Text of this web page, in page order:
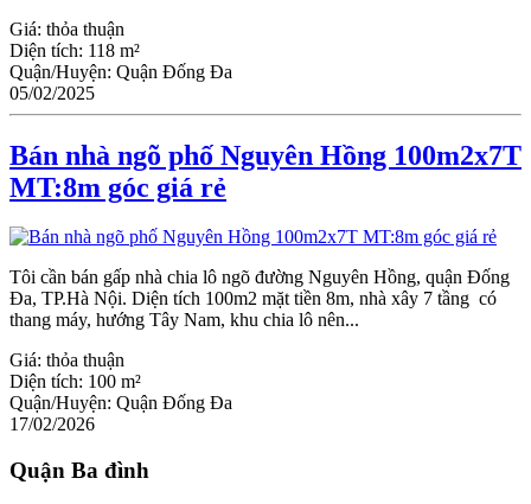
Giá: thỏa thuận
Diện tích: 118 m²
Quận/Huyện: Quận Đống Đa
05/02/2025
Bán nhà ngõ phố Nguyên Hồng 100m2x7T
MT:8m góc giá rẻ
Tôi cần bán gấp nhà chia lô ngõ đường Nguyên Hồng, quận Đống
Đa, TP.Hà Nội. Diện tích 100m2 mặt tiền 8m, nhà xây 7 tầng có
thang máy, hướng Tây Nam, khu chia lô nên...
Giá: thỏa thuận
Diện tích: 100 m²
Quận/Huyện: Quận Đống Đa
17/02/2026
Quận Ba đình